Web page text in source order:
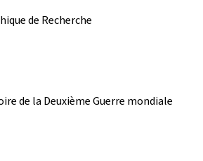
de Recherche
de la Deuxième Guerre mondiale